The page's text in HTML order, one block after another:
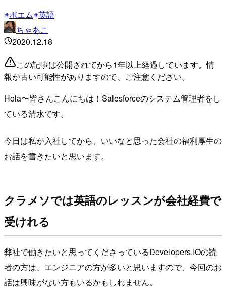
ポエム 英語
ちゃあこ
2020.12.18
この記事は公開されてから1年以上経過しています。情
報が古い可能性がありますので、ご注意ください。
Hola〜皆さんこんにちは！Salesforceのシステム管理者をし
ている清水です。
今日は私が入社してから、いいなと思った会社の福利厚生の
お話を書きたいと思います。
クラメソでは英語のレッスンが会社経費で
受けれる
弊社で働きたいと思ってくださっているDevelopers.IOの読
者の方は、エンジニアの方が多いと思いますので、今回のお
話は興味がない方もいるかもしれません。